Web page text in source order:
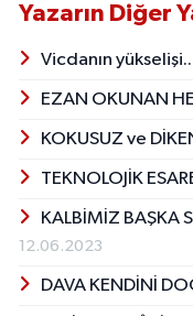
Yazarın Diğer
Vicdanın
EZAN OKUNAN
KOKUSUZ ve
TEKNOLOJİK
KALBİMİZ BAŞKA
12.06.2023
DAVA KENDİNİ